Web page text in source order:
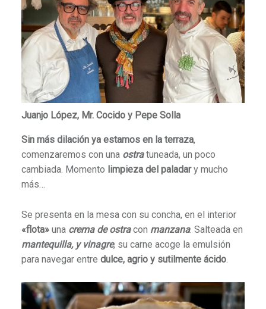
Juanjo López, Mr. Cocido y Pepe Solla
Sin más dilación ya estamos en la terraza,
comenzaremos con una ostratuneada, un poco
cambiada. Momento limpieza del paladary mucho
más…
Se presenta en la mesa con su concha, en el interior
«flota»una crema de ostracon manzana. Salteada en
mantequilla, y vinagre, su carne acoge la emulsión
para navegar entre dulce, agrio y sutilmente ácido.